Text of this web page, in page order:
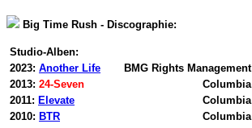
Big Time Rush - Discographie:
Studio-Alben:
2023: Another Life
BMG Rights Management
2013: 24-Seven
Columbia
2011: Elevate
Columbia
2010: BTR Columbia